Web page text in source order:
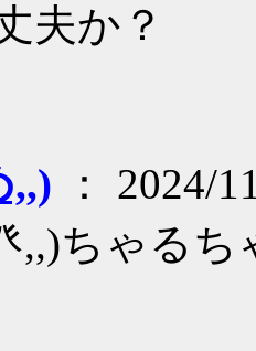
夫か？
,,) ： 2024/
,,)ちゃる